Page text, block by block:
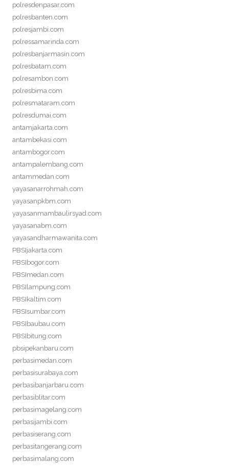
polresdenpasar.com
polresbanten.com
polresjambi.com
polressamarinda.com
polresbanjarmasin.com
polresbatam.com
polresambon.com
polresbima.com
polresmataram.com
polresdumai.com
antamjakarta.com
antambekasi.com
antambogor.com
antampalembang.com
antammedan.com
yayasanarrohmah.com
yayasanpkbm.com
yayasanmambaulirsyad.com
yayasanabm.com
yayasandharmawanita.com
PBSIjakarta.com
PBSIbogor.com
PBSImedan.com
PBSIlampung.com
PBSIkaltim.com
PBSIsumbar.com
PBSIbaubau.com
PBSIbitung.com
pbsipekanbaru.com
perbasimedan.com
perbasisurabaya.com
perbasibanjarbaru.com
perbasiblitar.com
perbasimagelang.com
perbasijambi.com
perbasiserang.com
perbasitangerang.com
perbasimalang.com